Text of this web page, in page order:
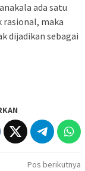
ada satu
rasional, maka
dijadikan sebagai
Pos berikutnya